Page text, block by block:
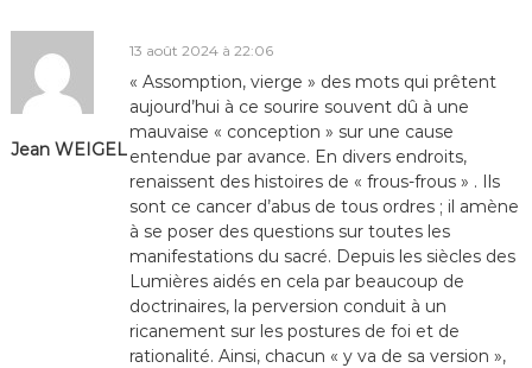
Jean WEIGEL
13 août 2024 à 22:06
« Assomption, vierge » des mots qui prêtent
aujourd’hui à ce sourire souvent dû à une
mauvaise « conception » sur une cause
entendue par avance. En divers endroits,
renaissent des histoires de « frous-frous » . Ils
sont ce cancer d’abus de tous ordres ; il amène
à se poser des questions sur toutes les
manifestations du sacré. Depuis les siècles des
Lumières aidés en cela par beaucoup de
doctrinaires, la perversion conduit à un
ricanement sur les postures de foi et de
rationalité. Ainsi, chacun « y va de sa version »,